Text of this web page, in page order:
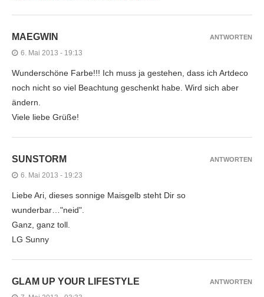
MAEGWIN
6. Mai 2013 - 19:13
Wunderschöne Farbe!!! Ich muss ja gestehen, dass ich Artdeco
noch nicht so viel Beachtung geschenkt habe. Wird sich aber
ändern.
Viele liebe Grüße!
ANTWORTEN
SUNSTORM
6. Mai 2013 - 19:23
Liebe Ari, dieses sonnige Maisgelb steht Dir so
wunderbar…"neid".
Ganz, ganz toll.
LG Sunny
ANTWORTEN
GLAM UP YOUR LIFESTYLE ANTWORTEN